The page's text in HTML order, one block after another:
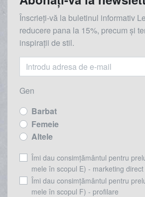
Înscrieți-vă la buletinul informativ
reducere pana la 15%, precum și
inspirații de stil.
Gen
Barbat
Femeie
Altele
Îmi dau consimțământul pentru
mele în scopul E) - marketing direct
Îmi dau consimțământul pentru
mele în scopul F) - profilare